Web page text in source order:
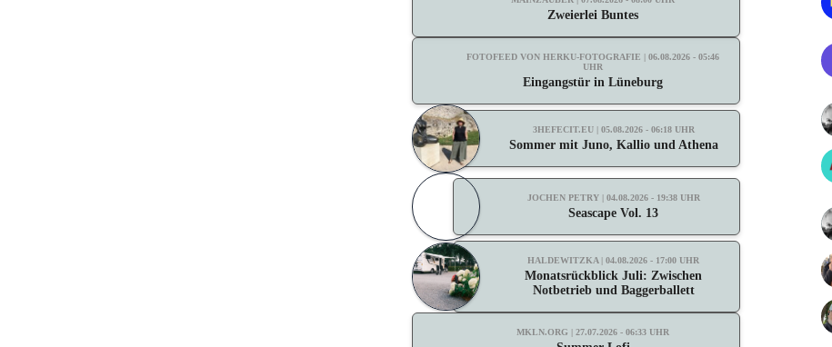
Zweierlei Buntes
FOTOFEED VON HERKU-FOTOGRAFIE | 06.08.2026 - 05:46
UHR
Eingangstür in Lüneburg
3HEFECIT.EU | 05.08.2026 - 06:18 UHR
Sommer mit Juno, Kallio und Athena
JOCHEN PETRY | 04.08.2026 - 19:38 UHR
Seascape Vol. 13
HALDEWITZKA | 04.08.2026 - 17:00 UHR
Monatsrückblick Juli: Zwischen
Notbetrieb und Baggerballett
MKLN.ORG | 27.07.2026 - 06:33 UHR